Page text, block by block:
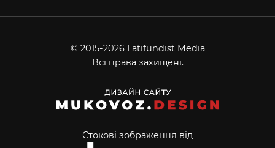
© 2015-2026 Latifundist Media
Всі права захищені.
Стокові зображення від